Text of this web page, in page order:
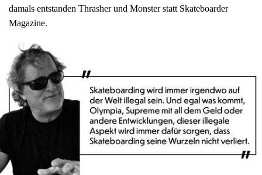
damals entstanden Thrasher und Monster statt Skateboarder
Magazine.